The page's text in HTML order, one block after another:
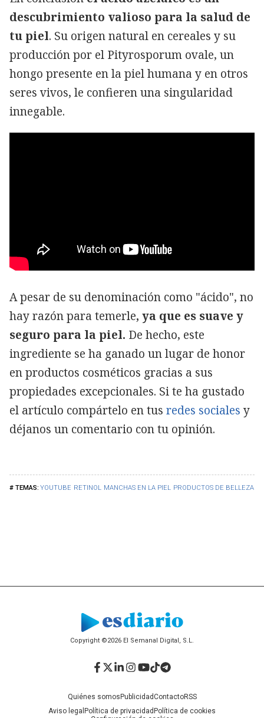
YOUTUBE RETINOL MANCHAS EN LA PIEL PRODUCTOS DE BELLEZA
descubrimiento valioso para la salud de
tu piel. Su origen natural en cereales y su
producción por el Pityrosporum ovale, un
hongo presente en la piel humana y en otros
seres vivos, le confieren una singularidad
innegable.
A pesar de su denominación como "ácido", no
hay razón para temerle, ya que es suave y
seguro para la piel. De hecho, este
ingrediente se ha ganado un lugar de honor
en productos cosméticos gracias a sus
propiedades excepcionales. Si te ha gustado
el artículo compártelo en tus redes sociales y
déjanos un comentario con tu opinión.
Copyright ©2026 El Semanal Digital, S.L.
Quiénes somos PublicidadContactoRSS
Aviso legal Política de privacidad Política de cookies
Facebook
Twitter
LinkedIn
Instagram
YouTube
TikTok
Telegram